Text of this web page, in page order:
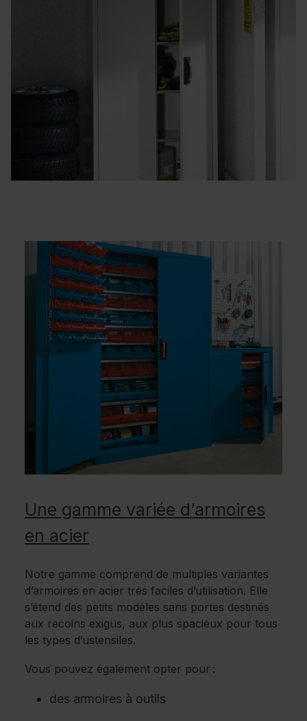
Une gamme variée d’armoires
en acier
Notre gamme comprend de multiples variantes
d’armoires en acier très faciles d’utilisation. Elle
s’étend des petits modèles sans portes destinés
aux recoins exigus, aux plus spacieux pour tous
les types d’ustensiles.
Vous pouvez également opter pour :
des armoires à outils